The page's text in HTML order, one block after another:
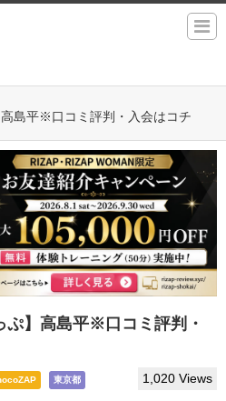
島平※口コミ評判・入会はコチ
】高島平※口コミ評判・
東京都 1,020 Views